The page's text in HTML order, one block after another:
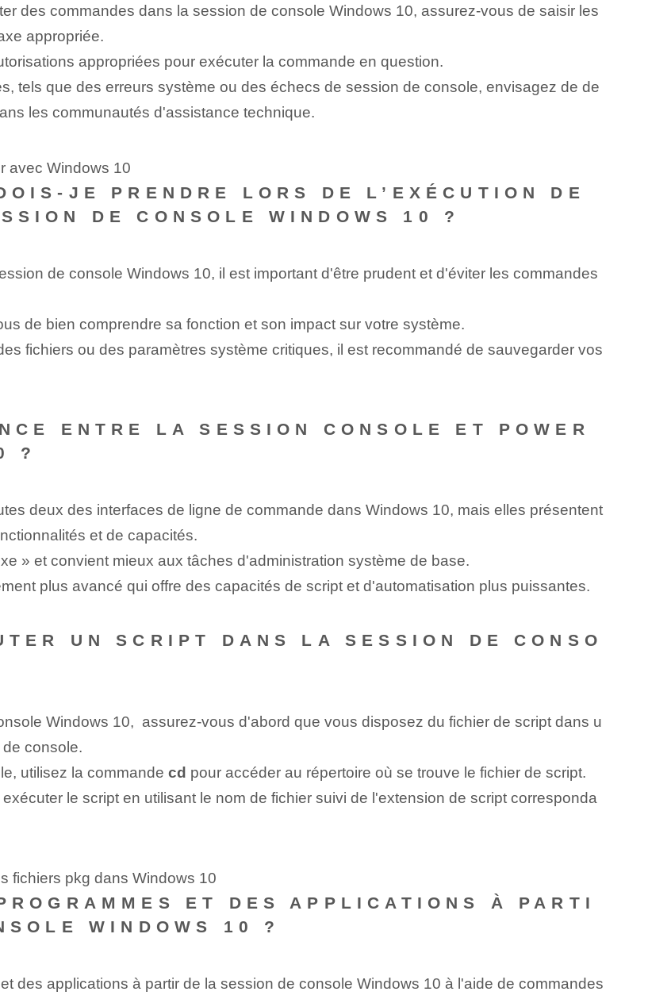
des commandes dans la session de console Windows 10, assurez-vous de saisir les
appropriée.
appropriées pour exécuter la commande en question.
tels que des erreurs système ou des échecs de session de console, envisagez de de
les communautés d'assistance technique.
avec Windows 10
JE PRENDRE LORS DE L’EXÉCUTION DE
DE CONSOLE WINDOWS 10 ?
de console Windows 10, il est important d'être prudent et d'éviter les commandes
de bien comprendre sa fonction et son impact sur votre système.
fichiers ou des paramètres système critiques, il est recommandé de sauvegarder vos
ENTRE LA SESSION CONSOLE ET POWER
?
deux des interfaces de ligne de commande dans Windows 10, mais elles présentent
et de capacités.
» et convient mieux aux tâches d'administration système de base.
plus avancé qui offre des capacités de script et d'automatisation plus puissantes.
UN SCRIPT DANS LA SESSION DE CONSO
Windows 10, ⁤ assurez-vous d'abord que vous disposez du fichier de script dans u
console.
utilisez la commande cd pour accéder au répertoire où se trouve le fichier de script.
le script en utilisant le nom de fichier suivi de l'extension de script corresponda
fichiers pkg dans Windows 10
ET DES APPLICATIONS À PARTI
WINDOWS 10 ?
des applications à partir de la session de console Windows 10 à l'aide de commandes